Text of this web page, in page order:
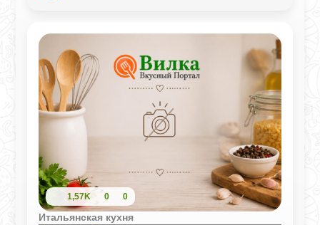
1,57K 0 0
Итальянская кухня